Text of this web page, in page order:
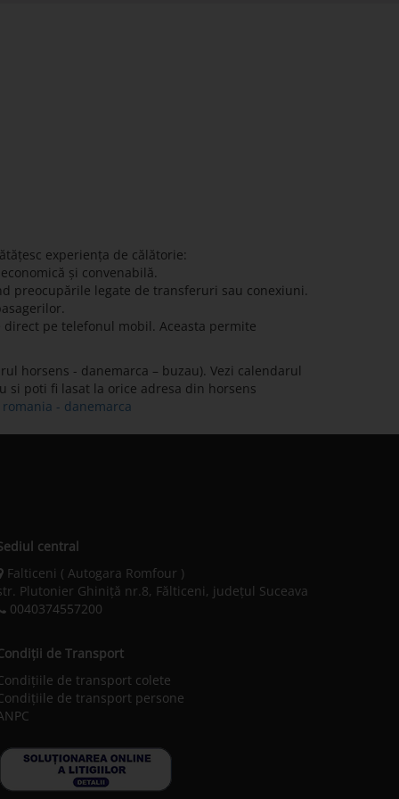
experiența de călătorie:
și convenabilă.
preocupările legate de transferuri sau conexiuni.
pe telefonul mobil. Aceasta permite
horsens - danemarca – buzau). Vezi calendarul
si poti fi lasat la orice adresa din horsens
- danemarca
central
Falticeni ( Autogara Romfour )
Plutonier Ghiniţă nr.8, Fălticeni, judeţul Suceava
0040374557200
de Transport
de transport colete
de transport persone